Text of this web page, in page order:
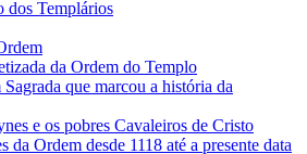
dos Templários
da Ordem do Templo
que marcou a história da
e os pobres Cavaleiros de Cristo
da Ordem desde 1118 até a presente data